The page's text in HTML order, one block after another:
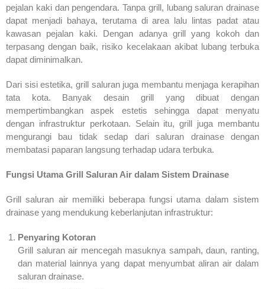
pejalan kaki dan pengendara. Tanpa grill, lubang saluran drainase
dapat menjadi bahaya, terutama di area lalu lintas padat atau
kawasan pejalan kaki. Dengan adanya grill yang kokoh dan
terpasang dengan baik, risiko kecelakaan akibat lubang terbuka
dapat diminimalkan.
Dari sisi estetika, grill saluran juga membantu menjaga kerapihan
tata kota. Banyak desain grill yang dibuat dengan
mempertimbangkan aspek estetis sehingga dapat menyatu
dengan infrastruktur perkotaan. Selain itu, grill juga membantu
mengurangi bau tidak sedap dari saluran drainase dengan
membatasi paparan langsung terhadap udara terbuka.
Fungsi Utama Grill Saluran Air dalam Sistem Drainase
Grill saluran air memiliki beberapa fungsi utama dalam sistem
drainase yang mendukung keberlanjutan infrastruktur:
Penyaring Kotoran
Grill saluran air mencegah masuknya sampah, daun, ranting,
dan material lainnya yang dapat menyumbat aliran air dalam
saluran drainase.